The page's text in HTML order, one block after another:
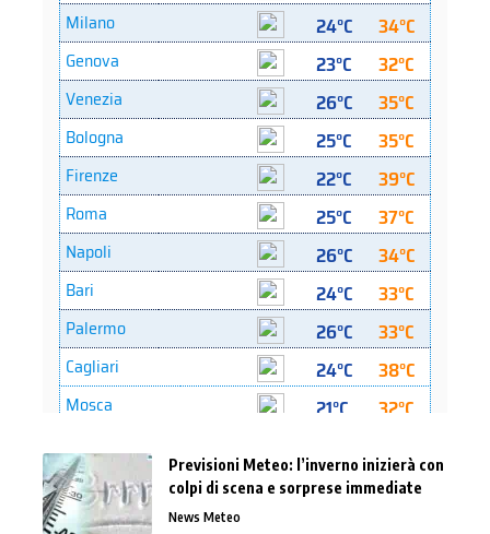
Previsioni Meteo: l’inverno inizierà con
colpi di scena e sorprese immediate
News Meteo